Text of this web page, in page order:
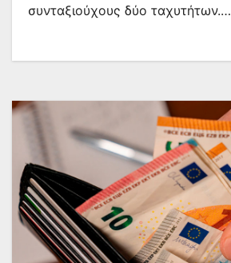
συνταξιούχους δύο ταχυτήτων.…